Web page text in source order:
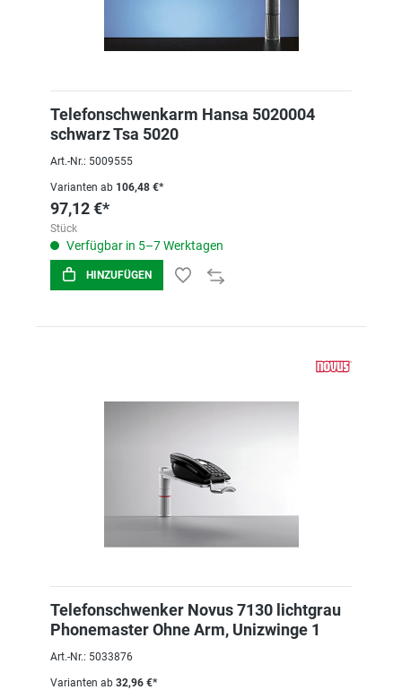
Telefonschwenkarm Hansa 5020004
schwarz Tsa 5020
Art.-Nr.: 5009555
Varianten ab 106,48 €*
97,12 €*
Stück
Verfügbar in 5–7 Werktagen
HINZUFÜGEN
Telefonschwenker Novus 7130 lichtgrau
Phonemaster Ohne Arm, Unizwinge 1
Art.-Nr.: 5033876
Varianten ab 32,96 €*